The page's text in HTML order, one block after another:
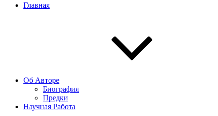
Главная
Об Авторе
Биография
Предки
Научная Работа